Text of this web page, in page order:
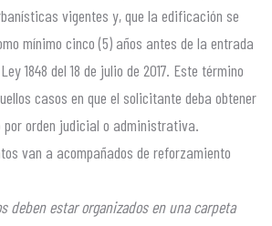
vigentes y, que la edificación se
mínimo cinco (5) años antes de la entrada
1848 del 18 de julio de 2017. Este término
casos en que el solicitante deba obtener
por orden judicial o administrativa.
van a acompañados de reforzamiento
deben estar organizados en una carpeta